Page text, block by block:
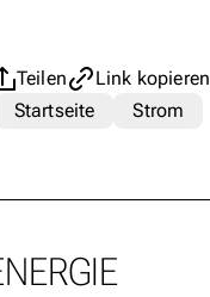
Teilen
Link kopieren
Startseite
Strom